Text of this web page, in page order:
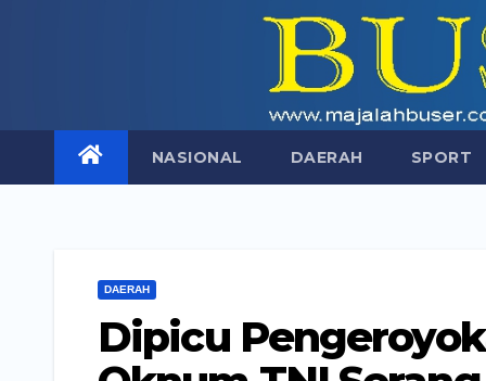
NASIONAL DAERAH SPORT
DAERAH
Dipicu